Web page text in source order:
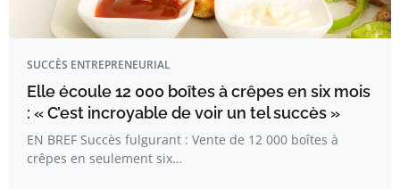
SUCCÈS ENTREPRENEURIAL
Elle écoule 12 000 boîtes à crêpes en six mois
: « C’est incroyable de voir un tel succès »
EN BREF Succès fulgurant : Vente de 12 000 boîtes à
crêpes en seulement six…